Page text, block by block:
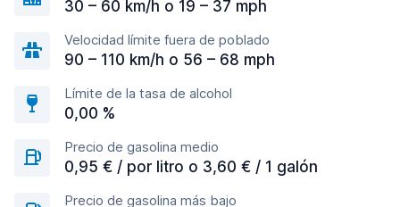
30 – 60 km/h o 19 – 37 mph
Velocidad límite fuera de poblado
90 – 110 km/h o 56 – 68 mph
Límite de la tasa de alcohol
0,00 %
Precio de gasolina medio
0,95 € / por litro o 3,60 € / 1 galón
Precio de gasolina más bajo